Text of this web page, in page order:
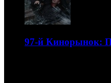
97-й Кинорынок: